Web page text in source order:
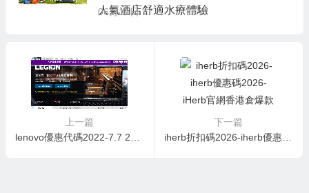
人氣酒店舒適水療體驗
06月11日
上一篇
下一篇
iherb折扣碼2026-iherb優惠碼2026-iHerb官網香港倉爆款大酬賓 維生素、食品等火熱開售 全場7折+滿額順豐直郵中國